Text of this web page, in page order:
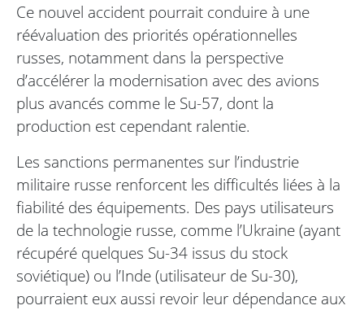
Ce nouvel accident pourrait conduire à une
réévaluation des priorités opérationnelles
russes, notamment dans la perspective
d’accélérer la modernisation avec des avions
plus avancés comme le Su-57, dont la
production est cependant ralentie.
Les sanctions permanentes sur l’industrie
militaire russe renforcent les difficultés liées à la
fiabilité des équipements. Des pays utilisateurs
de la technologie russe, comme l’Ukraine (ayant
récupéré quelques Su-34 issus du stock
soviétique) ou l’Inde (utilisateur de Su-30),
pourraient eux aussi revoir leur dépendance aux